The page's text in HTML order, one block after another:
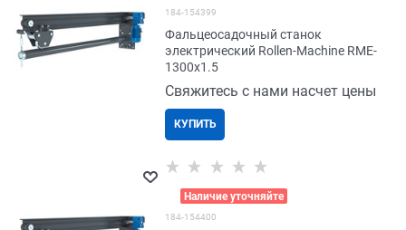
184-154399
Фальцеосадочный станок
электрический Rollen-Machine RME-
1300x1.5
Свяжитесь с нами насчет цены
КУПИТЬ
Наличие уточняйте
184-154400